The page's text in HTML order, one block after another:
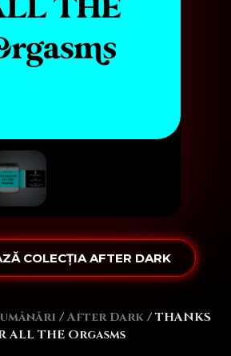
COLECȚIA AFTER DARK
/After Dark/ THANKS
ALL THE Orgasms